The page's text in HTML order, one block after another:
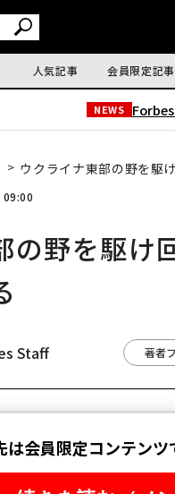
人気記事 会員限定記事
NEWS Forbes
ウクライナ東部の野を駆
の野を駆け
Staff 著者